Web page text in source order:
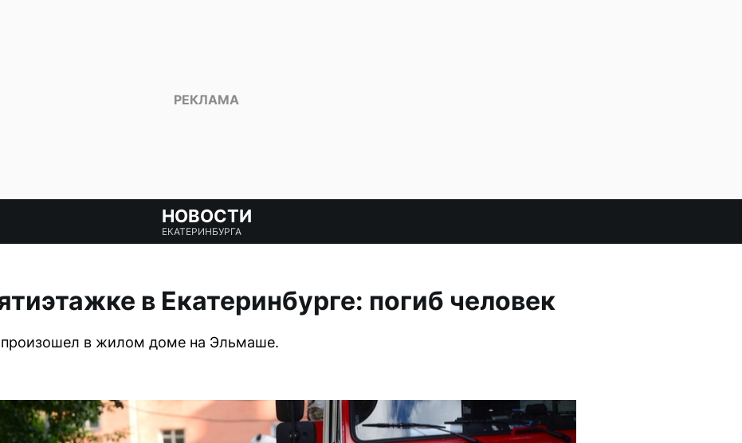
НОВОСТИ
ЕКАТЕРИНБУРГА
в Екатеринбурге: погиб человек
произошел в жилом доме на Эльмаше.